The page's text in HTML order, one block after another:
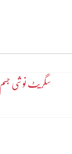
سگریٹ نوشی